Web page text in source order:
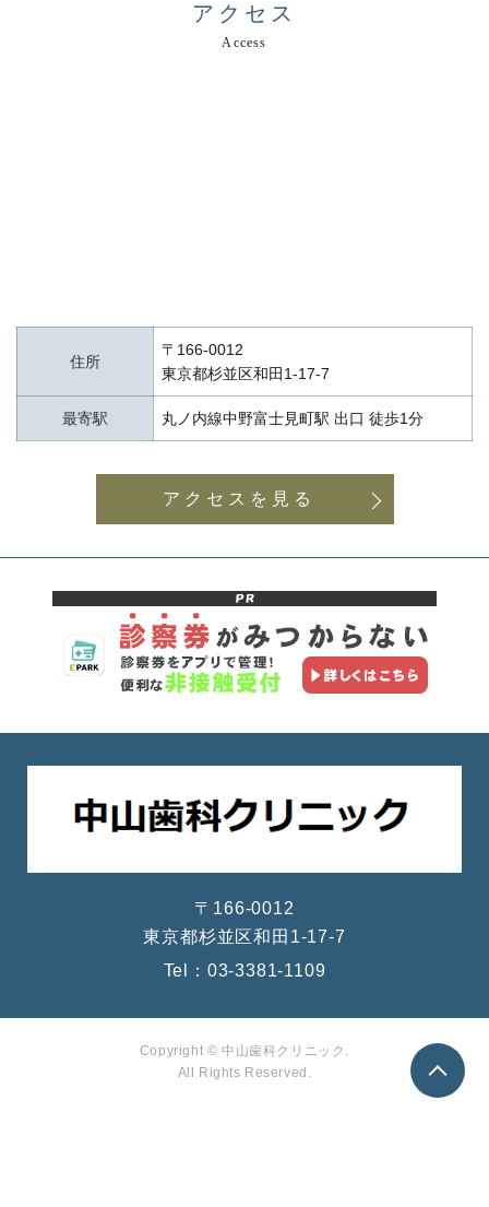
アクセス
Access
住所
〒166-0012
東京都杉並区和田1-17-7
最寄駅 丸ノ内線中野富士見町駅 出口 徒歩1分
アクセスを見る
〒166-0012
東京都杉並区和田1-17-7
Tel： 03-3381-1109
Copyright © 中山歯科クリニック.
All Rights Reserved.